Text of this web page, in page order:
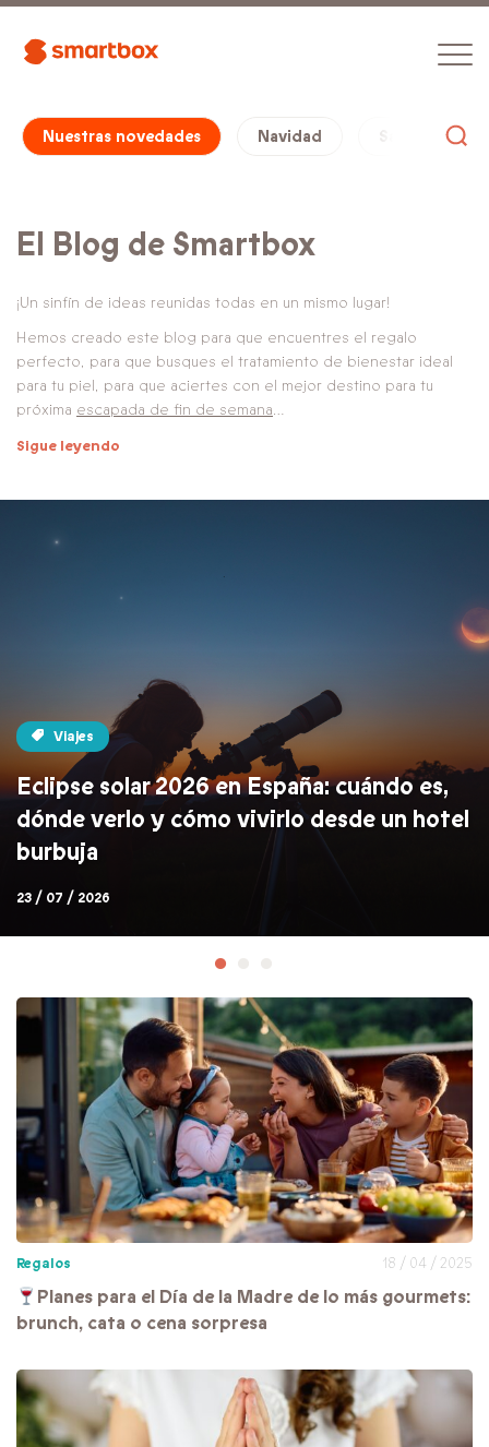
Nuestras novedades Navidad San Valentín
El Blog de Smartbox
¡Un sinfín de ideas reunidas todas en un mismo lugar!
Hemos creado este blog para que encuentres el regalo
perfecto, para que busques el tratamiento de bienestar ideal
para tu piel, para que aciertes con el mejor destino para tu
próxima escapada de fin de semana…
Sigue leyendo
Viajes
Eclipse solar 2026 en España: cuándo es,
dónde verlo y cómo vivirlo desde un hotel
burbuja
23 / 07 / 2026
Regalos 18 / 04 / 2025
Planes para el Día de la Madre de lo más gourmets:
brunch, cata o cena sorpresa